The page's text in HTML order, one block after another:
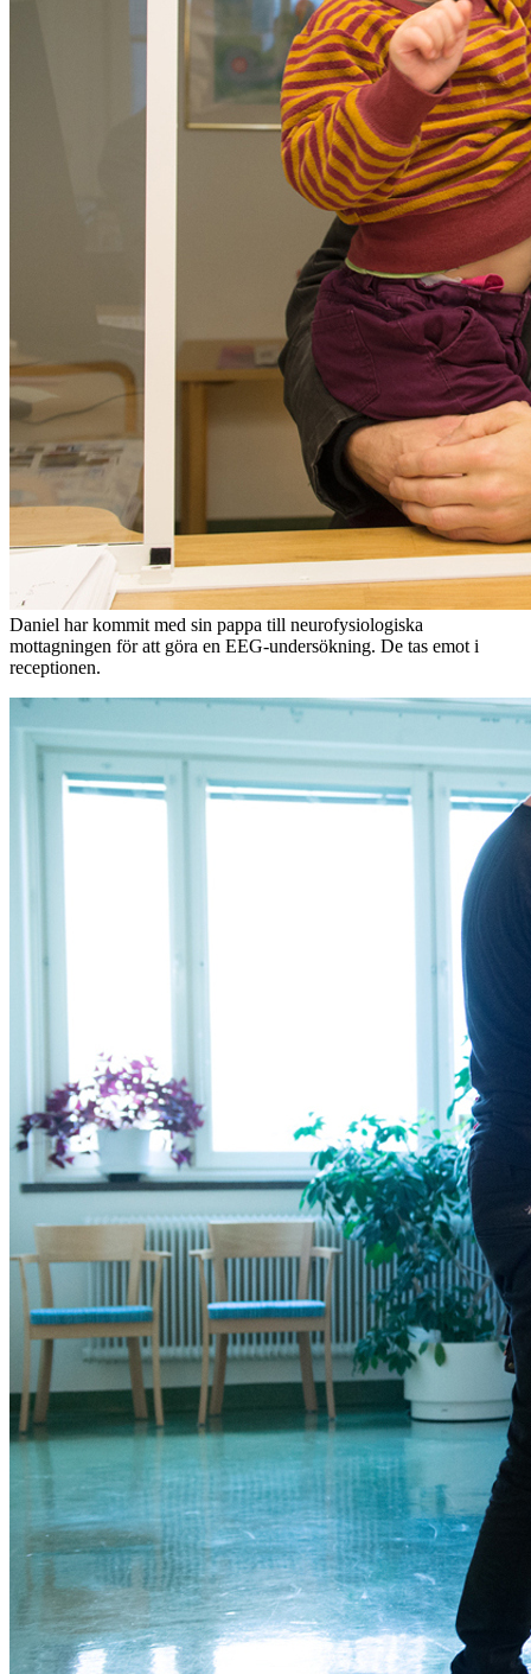
Daniel har kommit med sin pappa till neurofysiologiska
mottagningen för att göra en EEG-undersökning. De tas emot i
receptionen.